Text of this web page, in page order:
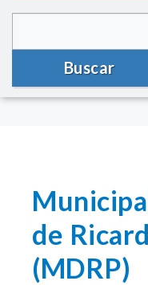
Buscar
de
(MDRP)